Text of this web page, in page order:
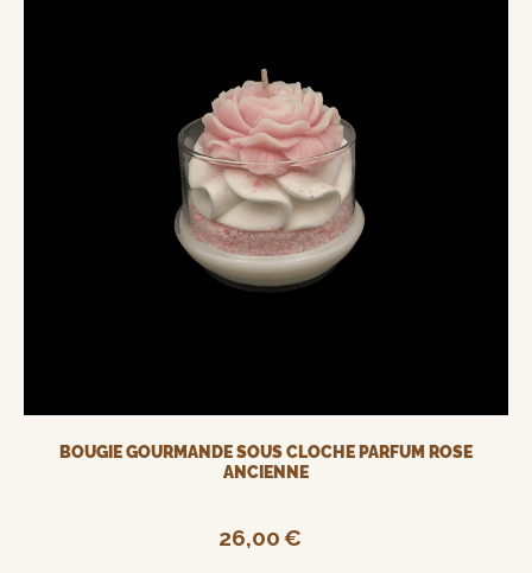
BOUGIE GOURMANDE SOUS CLOCHE PARFUM ROSE
ANCIENNE
26,00€